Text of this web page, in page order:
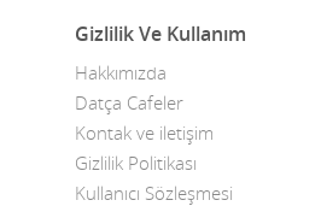
Gizlilik Ve Kullanım
Hakkımızda
Datça Cafeler
Kontak ve iletişim
Gizlilik Politikası
Kullanıcı Sözleşmesi